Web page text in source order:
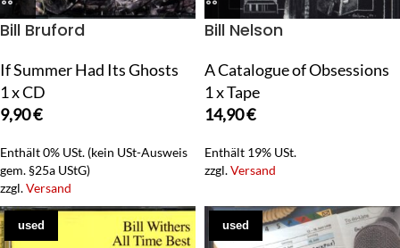
Bill Bruford
If Summer Had Its Ghosts
1 x CD
9,90€
Enthält 0% USt. (kein USt-Ausweis
gem. §25a UStG)
zzgl.Versand
Bill Nelson
A Catalogue of Obsessions
1 x Tape
14,90€
Enthält 19% USt.
zzgl.Versand
used used